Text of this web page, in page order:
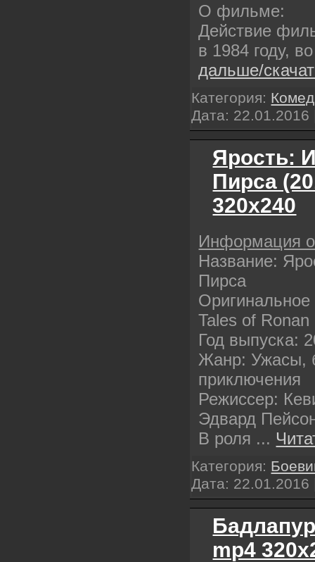
О фильме:
Действие
в 1984 году,
дальше/
Категория:
Дата: 22.01.2016
Ярость:
Пирса
320х240
Информация
Название:
Пирса
Tales of Ronan
Год выпуска:
Жанр: Ужасы,
приключения
Режиссер:
Эдвард
В роля ...
Категория:
Дата: 22.01.2016
mp4